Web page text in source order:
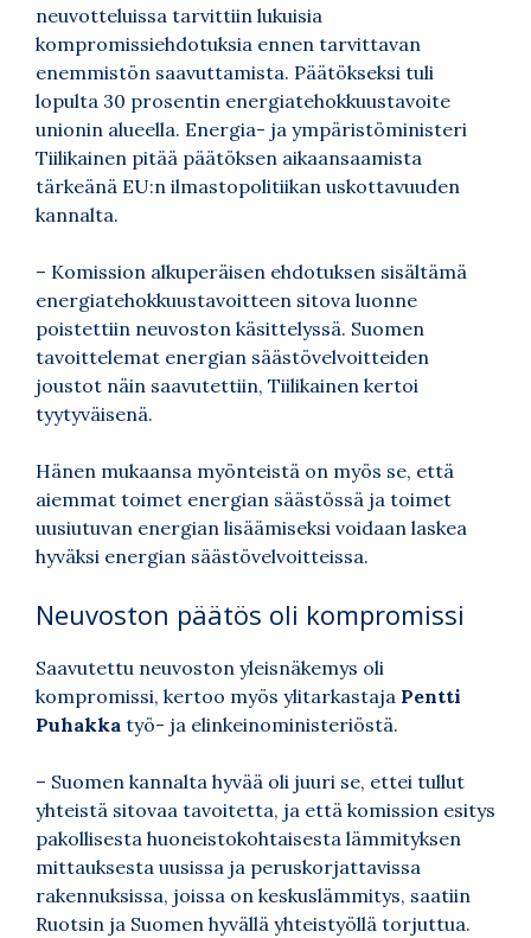
neuvotteluissa tarvittiin lukuisia
kompromissiehdotuksia ennen tarvittavan
enemmistön saavuttamista. Päätökseksi tuli
lopulta 30 prosentin energiatehokkuustavoite
unionin alueella. Energia- ja ympäristöministeri
Tiilikainen pitää päätöksen aikaansaamista
tärkeänä EU:n ilmastopolitiikan uskottavuuden
kannalta.
– Komission alkuperäisen ehdotuksen sisältämä
energiatehokkuustavoitteen sitova luonne
poistettiin neuvoston käsittelyssä. Suomen
tavoittelemat energian säästövelvoitteiden
joustot näin saavutettiin, Tiilikainen kertoi
tyytyväisenä.
Hänen mukaansa myönteistä on myös se, että
aiemmat toimet energian säästössä ja toimet
uusiutuvan energian lisäämiseksi voidaan laskea
hyväksi energian säästövelvoitteissa.
Neuvoston päätös oli kompromissi
Saavutettu neuvoston yleisnäkemys oli
kompromissi, kertoo myös ylitarkastaja Pentti
Puhakka työ- ja elinkeinoministeriöstä.
– Suomen kannalta hyvää oli juuri se, ettei tullut
yhteistä sitovaa tavoitetta, ja että komission esitys
pakollisesta huoneistokohtaisesta lämmityksen
mittauksesta uusissa ja peruskorjattavissa
rakennuksissa, joissa on keskuslämmitys, saatiin
Ruotsin ja Suomen hyvällä yhteistyöllä torjuttua.